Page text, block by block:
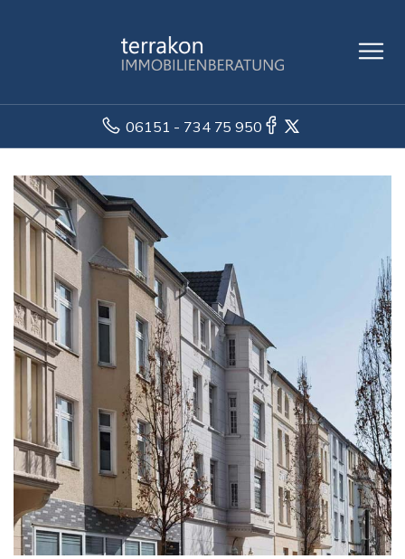
06151 - 734 75 950